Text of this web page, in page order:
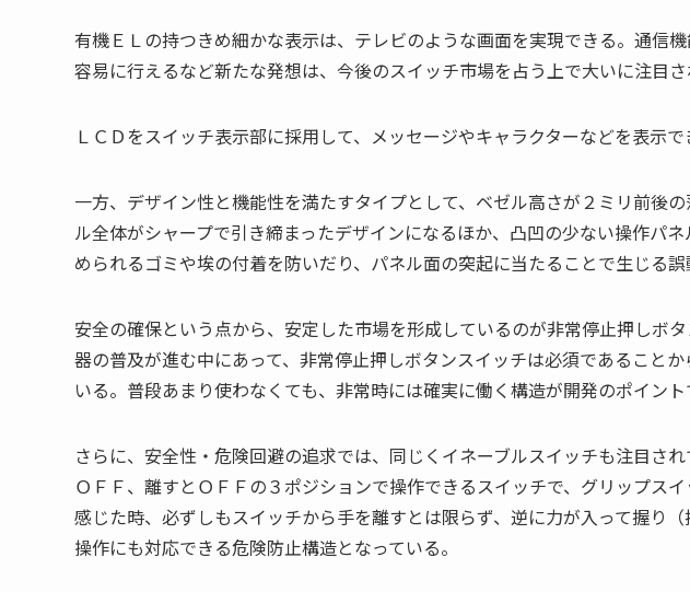
有機ＥＬの持つきめ細かな表示は、テレビのような画面を実現できる。通信
容易に行えるなど新たな発想は、今後のスイッチ市場を占う上で大いに注目さ
ＬＣＤをスイッチ表示部に採用して、メッセージやキャラクターなどを表示で
一方、デザイン性と機能性を満たすタイプとして、ベゼル高さが２ミリ前後
ル全体がシャープで引き締まったデザインになるほか、凸凹の少ない操作パ
められるゴミや埃の付着を防いだり、パネル面の突起に当たることで生じる誤
安全の確保という点から、安定した市場を形成しているのが非常停止押しボ
器の普及が進む中にあって、非常停止押しボタンスイッチは必須であること
いる。普段あまり使わなくても、非常時には確実に働く構造が開発のポイント
さらに、安全性・危険回避の追求では、同じくイネーブルスイッチも注目さ
ＯＦＦ、離すとＯＦＦの３ポジションで操作できるスイッチで、グリップス
感じた時、必ずしもスイッチから手を離すとは限らず、逆に力が入って握り
操作にも対応できる危険防止構造となっている。